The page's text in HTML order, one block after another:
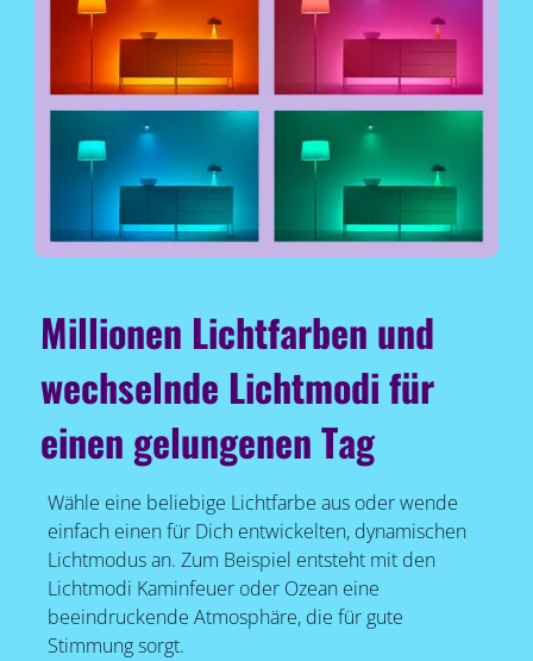
Millionen Lichtfarben und
wechselnde Lichtmodi für
einen gelungenen Tag
Wähle eine beliebige Lichtfarbe aus oder wende
einfach einen für Dich entwickelten, dynamischen
Lichtmodus an. Zum Beispiel entsteht mit den
Lichtmodi Kaminfeuer oder Ozean eine
beeindruckende Atmosphäre, die für gute
Stimmung sorgt.